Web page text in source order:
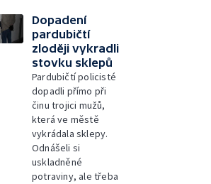
Dopadení
pardubičtí
zloději vykradli
stovku sklepů
Pardubičtí policisté
dopadli přímo při
činu trojici mužů,
která ve městě
vykrádala sklepy.
Odnášeli si
uskladněné
potraviny, ale třeba